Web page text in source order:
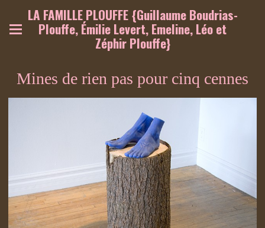
LA FAMILLE PLOUFFE {Guillaume Boudrias-
Plouffe, Émilie Levert, Emeline, Léo et
Zéphir Plouffe}
Mines de rien pas pour cinq cennes